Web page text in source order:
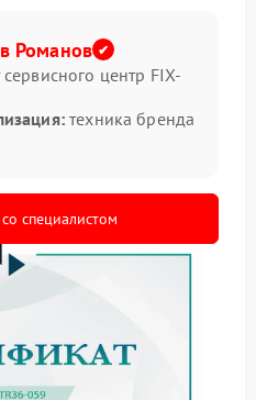
встречаются
сопровождается
после чего полностью
Романов
сервисного центр FIX-
техника бренда
специалистом